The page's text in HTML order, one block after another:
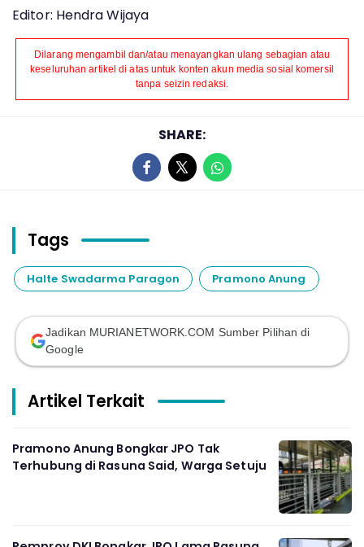
Editor: Hendra Wijaya
Dilarang mengambil dan/atau menayangkan ulang sebagian atau
keseluruhan artikel di atas untuk konten akun media sosial komersil
tanpa seizin redaksi.
SHARE:
Tags
Halte Swadarma Paragon Pramono Anung
Jadikan MURIANETWORK.COM Sumber Pilihan di
Google
Artikel Terkait
Pramono Anung Bongkar JPO Tak
Terhubung di Rasuna Said, Warga Setuju